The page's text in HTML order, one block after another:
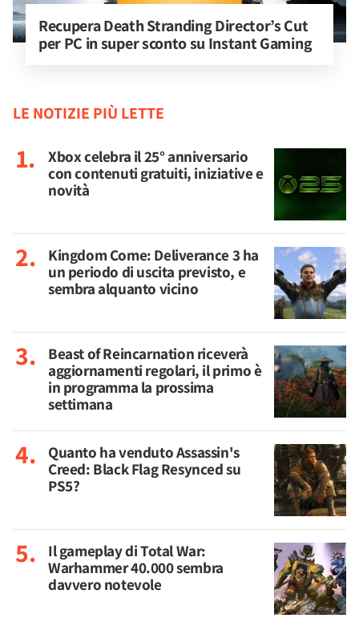
Recupera Death Stranding Director’s Cut
per PC in super sconto su Instant Gaming
LE NOTIZIE PIÙ LETTE
Xbox celebra il 25° anniversario
con contenuti gratuiti, iniziative e
novità
Kingdom Come: Deliverance 3 ha
un periodo di uscita previsto, e
sembra alquanto vicino
Beast of Reincarnation riceverà
aggiornamenti regolari, il primo è
in programma la prossima
settimana
Quanto ha venduto Assassin's
Creed: Black Flag Resynced su
PS5?
Il gameplay di Total War:
Warhammer 40.000 sembra
davvero notevole